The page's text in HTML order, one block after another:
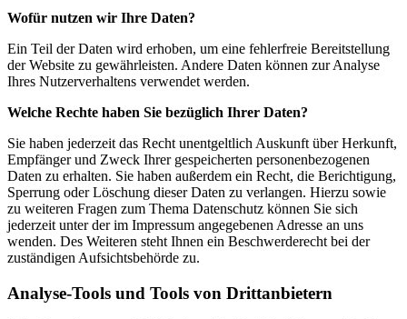
Wofür nutzen wir Ihre Daten?
Ein Teil der Daten wird erhoben, um eine fehlerfreie Bereitstellung
der Website zu gewährleisten. Andere Daten können zur Analyse
Ihres Nutzerverhaltens verwendet werden.
Welche Rechte haben Sie bezüglich Ihrer Daten?
Sie haben jederzeit das Recht unentgeltlich Auskunft über Herkunft,
Empfänger und Zweck Ihrer gespeicherten personenbezogenen
Daten zu erhalten. Sie haben außerdem ein Recht, die Berichtigung,
Sperrung oder Löschung dieser Daten zu verlangen. Hierzu sowie
zu weiteren Fragen zum Thema Datenschutz können Sie sich
jederzeit unter der im Impressum angegebenen Adresse an uns
wenden. Des Weiteren steht Ihnen ein Beschwerderecht bei der
zuständigen Aufsichtsbehörde zu.
Analyse-Tools und Tools von Drittanbietern